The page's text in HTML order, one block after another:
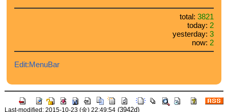
total:3821
today:2
yesterday:3
now:2
Edit:MenuBar
Last-modified: 2015-10-23 (金) 22:49:54(3942d)